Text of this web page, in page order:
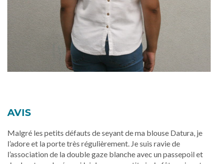
AVIS
Malgré les petits défauts de seyant de ma blouse Datura, je
l’adore et la porte très régulièrement. Je suis ravie de
l’association de la double gaze blanche avec un passepoil et